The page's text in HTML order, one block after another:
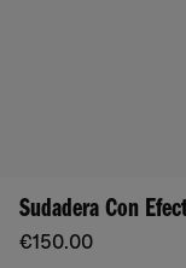
Sudadera Con
€150.00